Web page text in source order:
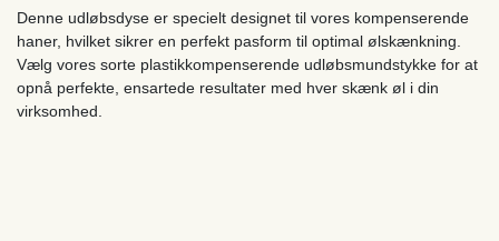
Denne udløbsdyse er specielt designet til vores kompenserende
haner, hvilket sikrer en perfekt pasform til optimal ølskænkning.
Vælg vores sorte plastikkompenserende udløbsmundstykke for at
opnå perfekte, ensartede resultater med hver skænk øl i din
virksomhed.